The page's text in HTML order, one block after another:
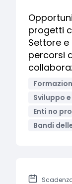
progetti
Settore
percorsi
Sviluppo
Enti no
Bandi